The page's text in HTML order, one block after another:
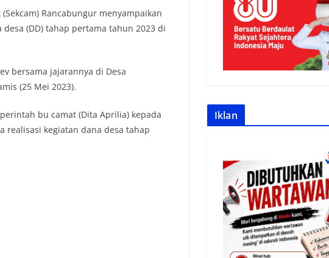
Rancabungur menyampaikan
(DD) tahap pertama tahun 2023 di
bersama jajarannya di Desa
(25 Mei 2023).
bu camat (Dita Aprilia) kepada
realisasi kegiatan dana desa tahap
Iklan